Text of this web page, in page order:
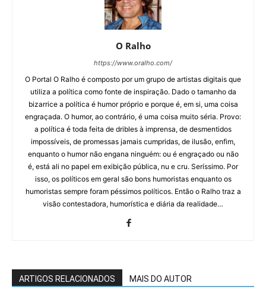
O Ralho
https://www.oralho.com/
O Portal O Ralho é composto por um grupo de artistas digitais que
utiliza a política como fonte de inspiração. Dado o tamanho da
bizarrice a política é humor próprio e porque é, em si, uma coisa
engraçada. O humor, ao contrário, é uma coisa muito séria. Provo:
a política é toda feita de dribles à imprensa, de desmentidos
impossíveis, de promessas jamais cumpridas, de ilusão, enfim,
enquanto o humor não engana ninguém: ou é engraçado ou não
é, está ali no papel em exibição pública, nu e cru. Seríssimo. Por
isso, os políticos em geral são bons humoristas enquanto os
humoristas sempre foram péssimos políticos. Então o Ralho traz a
visão contestadora, humorística e diária da realidade…
ARTIGOS RELACIONADOS MAIS DO AUTOR